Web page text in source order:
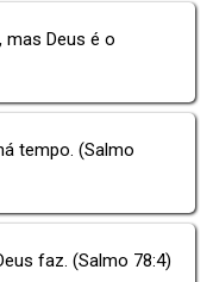
mas Deus é o
tempo. (Salmo
faz. (Salmo 78:4)